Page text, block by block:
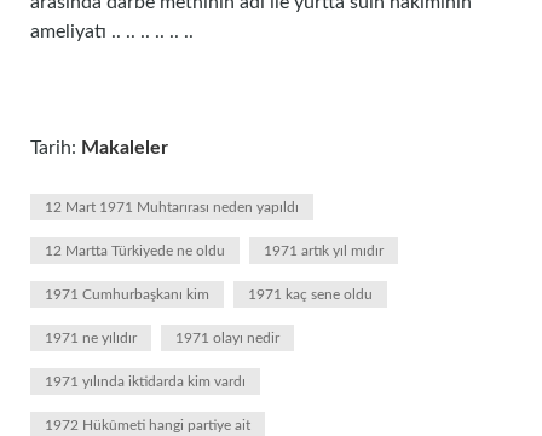
ameliyatı .. .. .. .. .. ..
Tarih: Makaleler
12 Mart 1971 Muhtarırası neden yapıldı
12 Martta Türkiyede ne oldu 1971 artık yıl mıdır
1971 Cumhurbaşkanı kim 1971 kaç sene oldu
1971 ne yılıdır 1971 olayı nedir
1971 yılında iktidarda kim vardı
1972 Hükûmeti hangi partiye ait